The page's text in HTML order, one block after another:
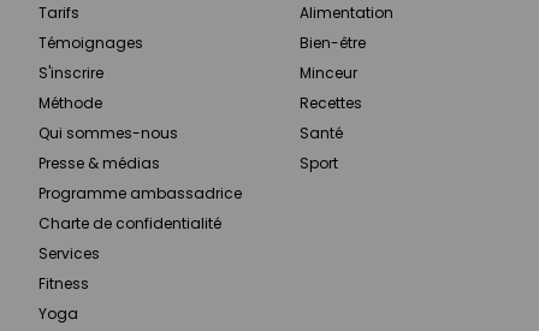
Tarifs
Témoignages
S'inscrire
Méthode
Qui sommes-nous
Presse & médias
Programme ambassadrice
Charte de confidentialité
Services
Fitness
Yoga
Alimentation
Bien-être
Minceur
Recettes
Santé
Sport